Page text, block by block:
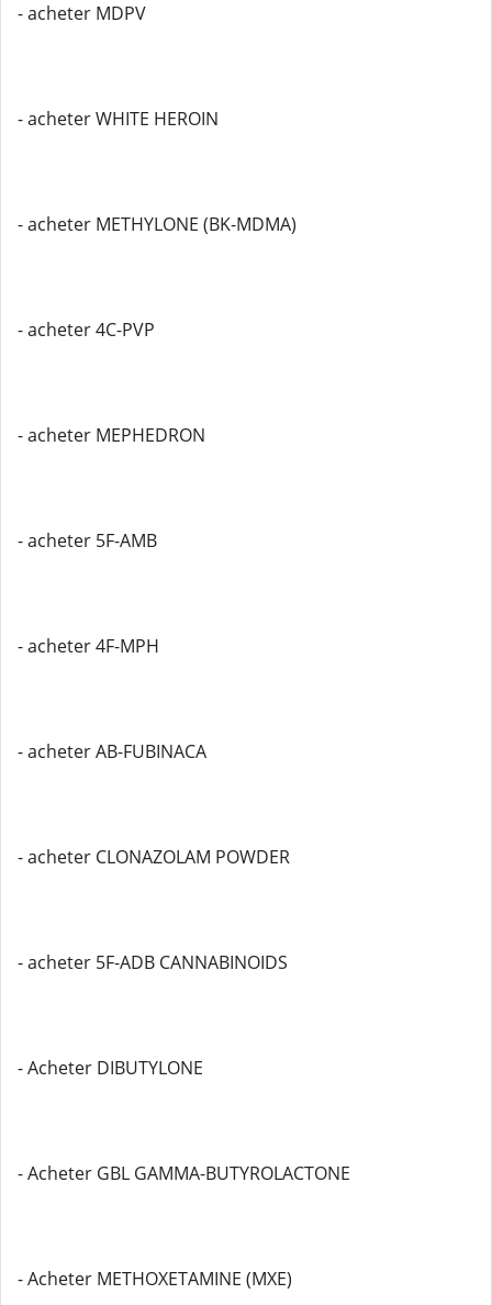
- acheter MDPV
- acheter WHITE HEROIN
- acheter METHYLONE (BK-MDMA)
- acheter 4C-PVP
- acheter MEPHEDRON
- acheter 5F-AMB
- acheter 4F-MPH
- acheter AB-FUBINACA
- acheter CLONAZOLAM POWDER
- acheter 5F-ADB CANNABINOIDS
- Acheter DIBUTYLONE
- Acheter GBL GAMMA-BUTYROLACTONE
- Acheter METHOXETAMINE (MXE)